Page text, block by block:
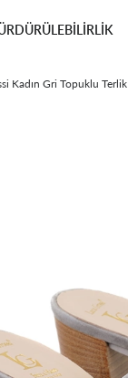
Kadın Gri Topuklu Terlik